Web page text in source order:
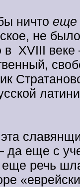
ничто еще
не
в XVIII
еще с
речь